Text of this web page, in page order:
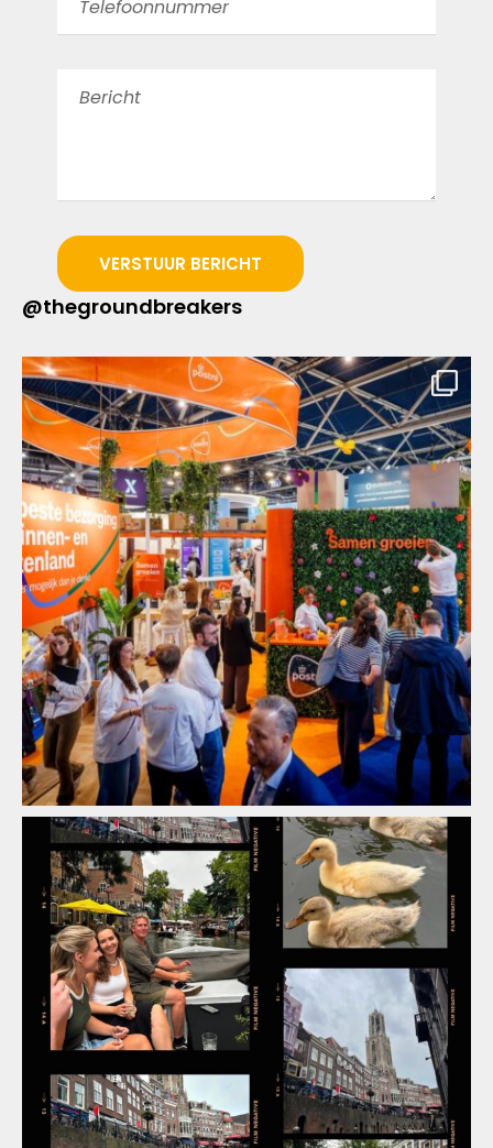
VERSTUUR BERICHT
@thegroundbreakers